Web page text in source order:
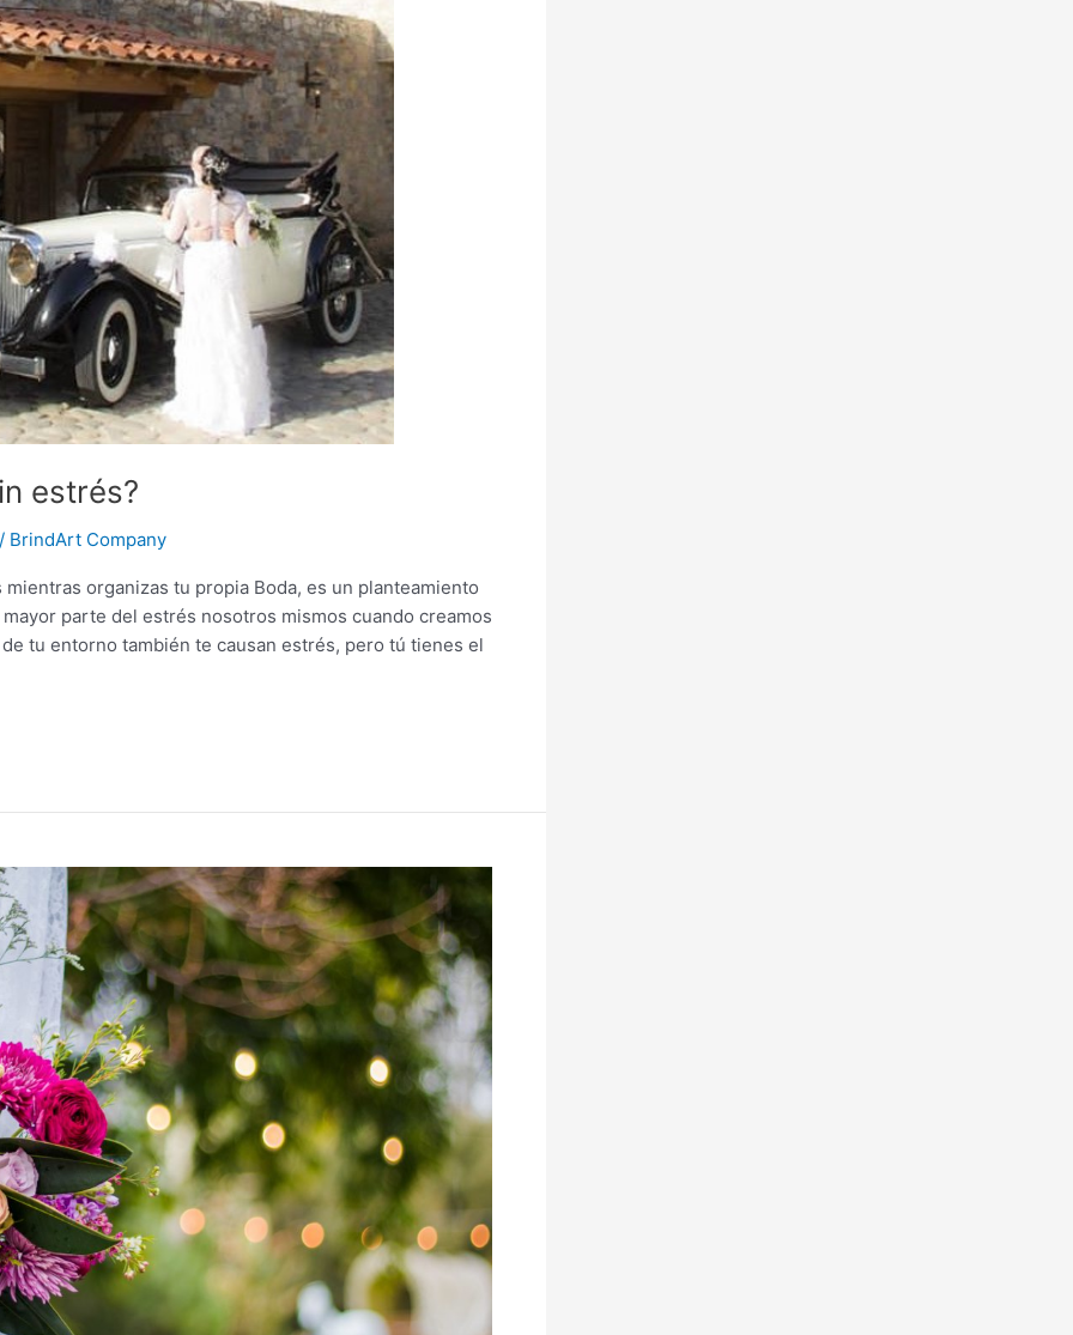
estrés?
/ BrindArt Company
organizas tu propia Boda, es un planteamiento
parte del estrés nosotros mismos cuando creamos
tu entorno también te causan estrés, pero tú tienes el